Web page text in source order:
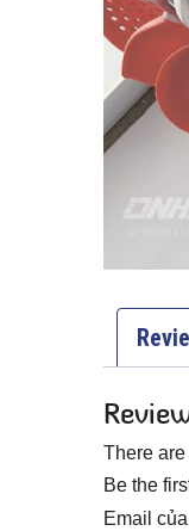
There
Be the
Email